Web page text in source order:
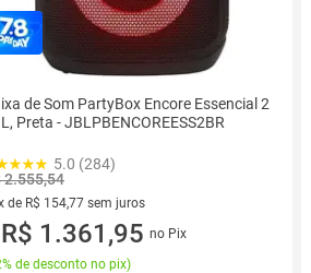
de Som PartyBox Encore Essencial 2
Preta - JBLPBENCOREESS2BR
5.0 (284)
2.555,54
de R$ 154,77 sem juros
vez de R$ 154,77 sem juros
R$ 1.361,95 no Pix
de desconto no pix)